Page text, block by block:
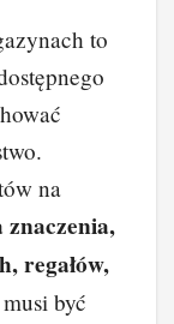
p
y
Li
n
k
to
na
znaczenia,
regałów,
być